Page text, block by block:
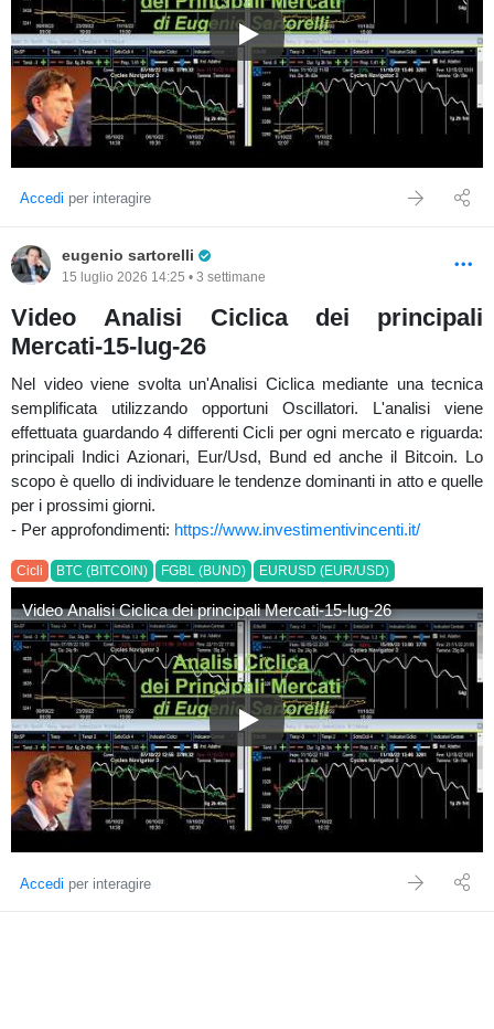
Video Analisi Ciclica dei
Accedi per interagire
eugenio sartorelli
15 luglio 2026 14:25 • 3 settimane
Video Analisi Ciclica dei principali
Mercati-15-lug-26
Nel video viene svolta un'Analisi Ciclica mediante una tecnica
semplificata utilizzando opportuni Oscillatori. L'analisi viene
effettuata guardando 4 differenti Cicli per ogni mercato e riguarda:
principali Indici Azionari, Eur/Usd, Bund ed anche il Bitcoin. Lo
scopo è quello di individuare le tendenze dominanti in atto e quelle
per i prossimi giorni.
- Per approfondimenti: https://www.investimentivincenti.it/
Cicli BTC (BITCOIN) FGBL (BUND) EURUSD (EUR/USD)
Video Analisi Ciclica dei principali Mercati-15-lug-26
Video Analisi Ciclica dei
Accedi per interagire